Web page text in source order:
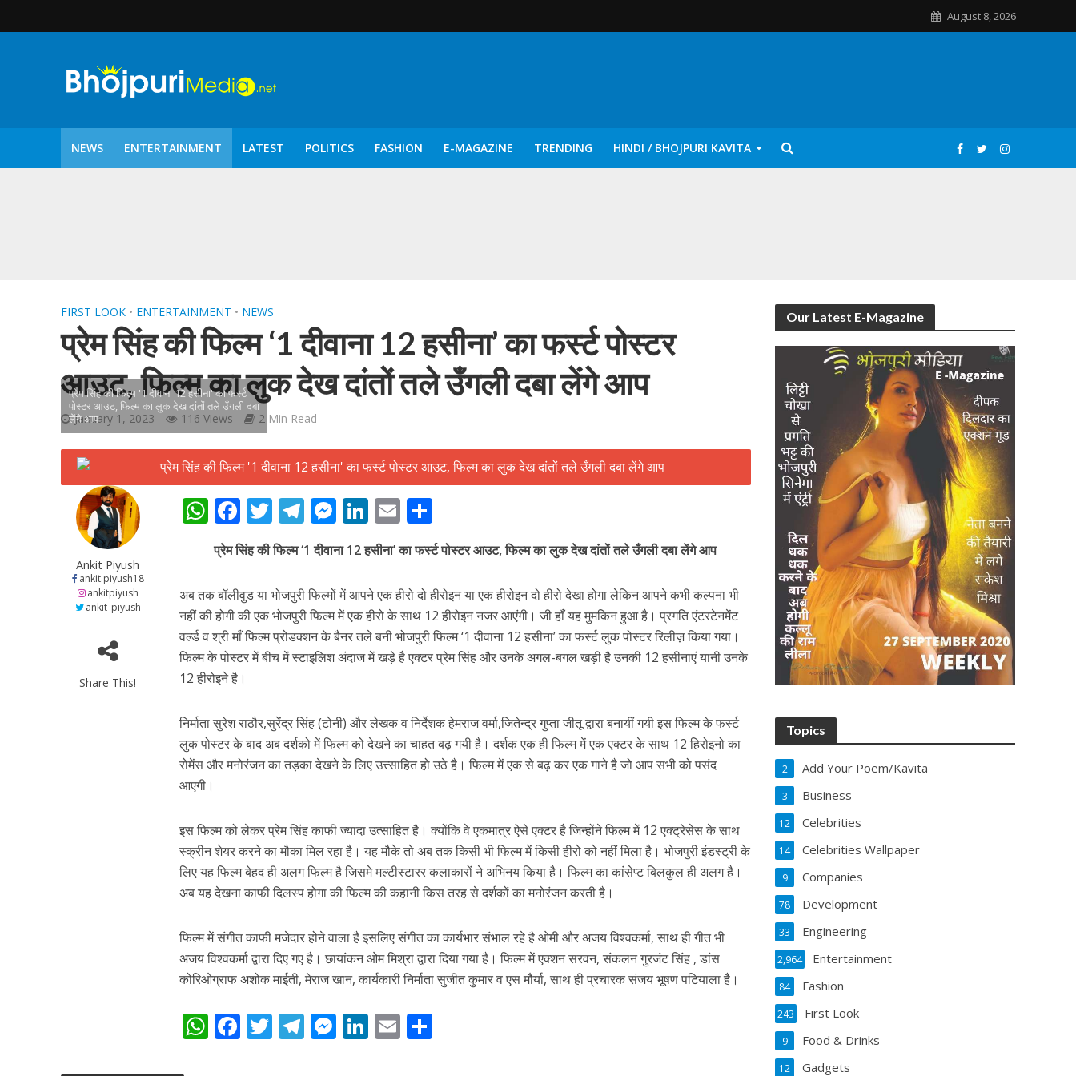
August 8, 2026
NEWS ENTERTAINMENT LATEST POLITICS FASHION E-MAGAZINE TRENDING HINDI / BHOJPURI KAVITA
शिवानी सिंह का नया बोलबम गीत तोहरे के मांगिला जानु हुआ रिलीज, दर्शकों का मिल रहा भरपूर प्यार
पवन सिंह का बॉलीवुड में महाधमाका, ‘सिर्फ आपके’ की शूटिंग लखनऊ और भोपाल में हुई पूरी”
FIRST LOOK • ENTERTAINMENT • NEWS
प्रेम सिंह की फिल्म ‘1 दीवाना 12 हसीना’ का फर्स्ट पोस्टर
आउट, फिल्म का लुक देख दांतों तले उँगली दबा लेंगे आप
January 1, 2023 116 Views 2 Min Read
प्रेम सिंह की फिल्म '1 दीवाना 12 हसीना' का फर्स्ट
पोस्टर आउट, फिल्म का लुक देख दांतों तले उँगली दबा
लेंगे आप
Ankit Piyush
ankit.piyush18
ankitpiyush
ankit_piyush
Share This!
W
h
at
s
A
p
p
F
ac
e
b
o
o
k
T
w
itt
er
T
el
e
gr
a
m
M
e
ss
e
n
g
er
Li
n
k
e
dI
n
E
ai
l
h
ar
e
प्रेम सिंह की फिल्म ‘1 दीवाना 12 हसीना’ का फर्स्ट पोस्टर आउट, फिल्म का लुक देख दांतों तले उँगली दबा लेंगे आप
अब तक बॉलीवुड या भोजपुरी फिल्मों में आपने एक हीरो दो हीरोइन या एक हीरोइन दो हीरो देखा होगा लेकिन आपने कभी कल्पना भी
नहीं की होगी की एक भोजपुरी फिल्म में एक हीरो के साथ 12 हीरोइन नजर आएंगी। जी हाँ यह मुमकिन हुआ है। प्रगति एंटरटेनमेंट
वर्ल्ड व श्री माँ फिल्म प्रोडक्शन के बैनर तले बनी भोजपुरी फिल्म ‘1 दीवाना 12 हसीना’ का फर्स्ट लुक पोस्टर रिलीज़ किया गया।
फिल्म के पोस्टर में बीच में स्टाइलिश अंदाज में खड़े है एक्टर प्रेम सिंह और उनके अगल-बगल खड़ी है उनकी 12 हसीनाएं यानी उनके
12 हीरोइने है।
निर्माता सुरेश राठौर,सुरेंद्र सिंह (टोनी) और लेखक व निर्देशक हेमराज वर्मा,जितेन्द्र गुप्ता जीतू द्वारा बनायीं गयी इस फिल्म के फर्स्ट
लुक पोस्टर के बाद अब दर्शको में फिल्म को देखने का चाहत बढ़ गयी है। दर्शक एक ही फिल्म में एक एक्टर के साथ 12 हिरोइनो का
रोमेंस और मनोरंजन का तड़का देखने के लिए उत्त्साहित हो उठे है। फिल्म में एक से बढ़ कर एक गाने है जो आप सभी को पसंद
आएगी।
इस फिल्म को लेकर प्रेम सिंह काफी ज्यादा उत्साहित है। क्योंकि वे एकमात्र ऐसे एक्टर है जिन्होंने फिल्म में 12 एक्ट्रेसेस के साथ
स्क्रीन शेयर करने का मौका मिल रहा है। यह मौके तो अब तक किसी भी फिल्म में किसी हीरो को नहीं मिला है। भोजपुरी इंडस्ट्री के
लिए यह फिल्म बेहद ही अलग फिल्म है जिसमे मल्टीस्टारर कलाकारों ने अभिनय किया है। फिल्म का कांसेप्ट बिलकुल ही अलग है।
अब यह देखना काफी दिलस्प होगा की फिल्म की कहानी किस तरह से दर्शकों का मनोरंजन करती है।
फिल्म में संगीत काफी मजेदार होने वाला है इसलिए संगीत का कार्यभार संभाल रहे है ओमी और अजय विश्वकर्मा, साथ ही गीत भी
अजय विश्वकर्मा द्वारा दिए गए है। छायांकन ओम मिश्रा द्वारा दिया गया है। फिल्म में एक्शन सरवन, संकलन गुरजंट सिंह , डांस
कोरिओग्राफ अशोक माईती, मेराज खान, कार्यकारी निर्माता सुजीत कुमार व एस मौर्या, साथ ही प्रचारक संजय भूषण पटियाला है।
W F T T M Li E
Our Latest E-Magazine
Topics
Add Your Poem/Kavita
2
Business
3
Celebrities
12
Celebrities Wallpaper
14
Companies
9
Development
78
Engineering
33
Entertainment
2,964
Fashion
84
First Look
243
Food & Drinks
9
Gadgets
12